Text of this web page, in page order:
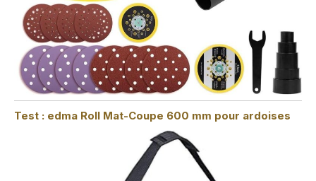
Test : edma Roll Mat-Coupe 600 mm pour ardoises